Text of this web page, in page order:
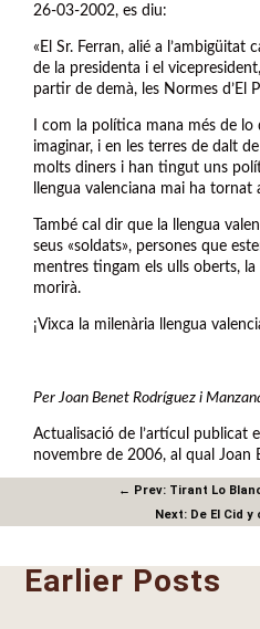
26-03-2002, es diu:
«El Sr. Ferran, alié a l’ambigüitat
de la presidenta i el
partir de demà, les Normes d’El
I com la política mana més de lo
imaginar, i en les terres de dalt
molts diners i han tingut uns
llengua valenciana mai ha tornat
També cal dir que la llengua
seus «soldats», persones que
mentres tingam els ulls oberts,
morirà.
¡Vixca la milenària llengua
Per Joan Benet Rodríguez i
Actualisació de l’artícul publicat
novembre de 2006, al qual Joan
← Prev: Tirant Lo
Next: De El Cid
Earlier Posts